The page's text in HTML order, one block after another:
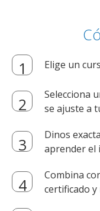
Elige un
Selecciona
se ajuste a
Dinos
aprender el
Combina
certificado y